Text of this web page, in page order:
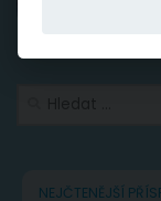
NEJČTENĚJŠÍ